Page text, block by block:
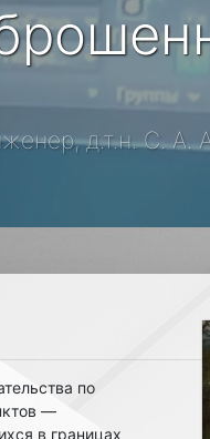
д.т.н. С. А.
по
—
в границах